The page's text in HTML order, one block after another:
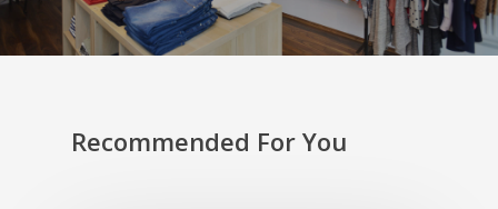
Recommended For You